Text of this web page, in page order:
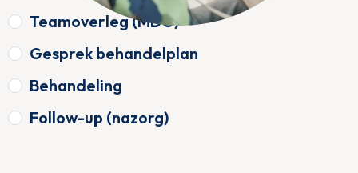
Teamoverleg (MDO)
Gesprek behandelplan
Behandeling
Follow-up (nazorg)